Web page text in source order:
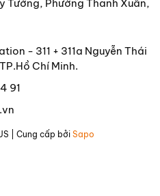
Tưởng, Phường Thanh Xuân,
- 311 + 311a Nguyễn Thái
Chí Minh.
91
| Cung cấp bởi Sapo